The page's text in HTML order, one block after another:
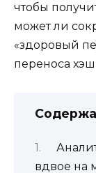
чтобы
может ли
«здоровый
переноса
вдвое на